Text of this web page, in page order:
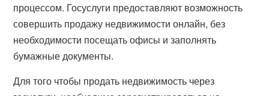
процессом. Госуслуги предоставляют возможность
совершить продажу недвижимости онлайн, без
необходимости посещать офисы и заполнять
бумажные документы.
Для того чтобы продать недвижимость через